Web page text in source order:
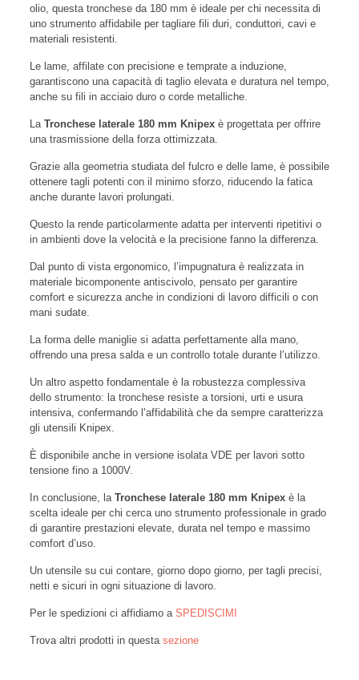
olio, questa tronchese da 180 mm è ideale per chi necessita di
uno strumento affidabile per tagliare fili duri, conduttori, cavi e
materiali resistenti.
Le lame, affilate con precisione e temprate a induzione,
garantiscono una capacità di taglio elevata e duratura nel tempo,
anche su fili in acciaio duro o corde metalliche.
La Tronchese laterale 180 mm Knipexè progettata per offrire
una trasmissione della forza ottimizzata.
Grazie alla geometria studiata del fulcro e delle lame, è possibile
ottenere tagli potenti con il minimo sforzo, riducendo la fatica
anche durante lavori prolungati.
Questo la rende particolarmente adatta per interventi ripetitivi o
in ambienti dove la velocità e la precisione fanno la differenza.
Dal punto di vista ergonomico, l’impugnatura è realizzata in
materiale bicomponente antiscivolo, pensato per garantire
comfort e sicurezza anche in condizioni di lavoro difficili o con
mani sudate.
La forma delle maniglie si adatta perfettamente alla mano,
offrendo una presa salda e un controllo totale durante l’utilizzo.
Un altro aspetto fondamentale è la robustezza complessiva
dello strumento: la tronchese resiste a torsioni, urti e usura
intensiva, confermando l’affidabilità che da sempre caratterizza
gli utensili Knipex.
È disponibile anche in versione isolata VDE per lavori sotto
tensione fino a 1000V.
In conclusione, la Tronchese laterale 180 mm Knipexè la
scelta ideale per chi cerca uno strumento professionale in grado
di garantire prestazioni elevate, durata nel tempo e massimo
comfort d’uso.
Un utensile su cui contare, giorno dopo giorno, per tagli precisi,
netti e sicuri in ogni situazione di lavoro.
Per le spedizioni ci affidiamo a SPEDISCIMI
Trova altri prodotti in questa sezione